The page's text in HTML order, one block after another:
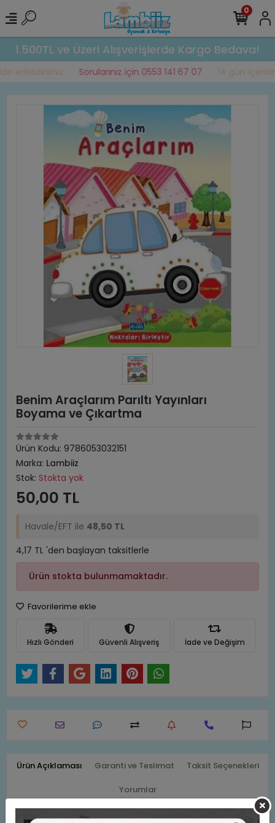
1.500TL ve Üzeri Alışverişlerde Kargo Bedava!
edebilirsiniz Sorularınız için 0553 141 67 07 14 gün
0
Benim Araçlarım Parıltı Yayınları
Boyama ve Çıkartma
Ürün Kodu: 9786053032151
Marka: Lambiiz
Stok: Stokta yok
50,00 TL
Havale/EFT ile 48,50 TL
4,17 TL 'den başlayan taksitlerle
Ürün stokta bulunmamaktadır.
Favorilerime ekle
Hızlı Gönderi Güvenli Alışveriş İade ve Değişim
Ürün Açıklaması Garanti ve Teslimat Taksit Seçenekleri
Yorumlar